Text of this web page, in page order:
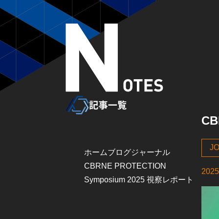
ホームブログジャーナル
CBRNE PROTECTION
Symposium 2025 視察レポート